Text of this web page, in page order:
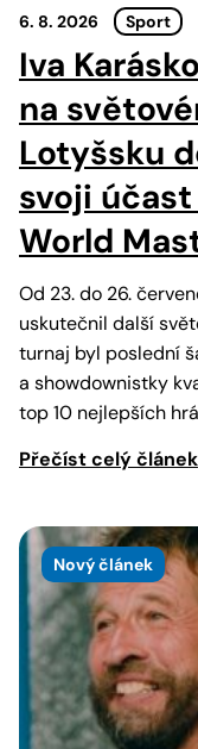
6. 8. 2026 Sport
Iva
na
Lotyšsku
svoji
World
Od 23. do 26.
uskutečnil další
turnaj byl poslední
a showdownistky
top 10 nejlepších
Přečíst celý článek
Nový článek